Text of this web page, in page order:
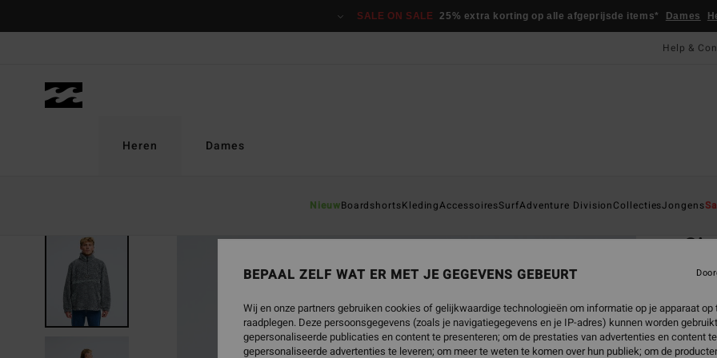
SALE ON SALE 25% extra korting op alle afgeprijsde items* Dames
Help &
Heren
NieuwBoardshortsKledingAccessoiresSurfAdventure DivisionCollectiesJongens
Dames
ECO-
€
BEPAAL ZELF WAT ER MET JE GEGEVENS GEBEURT
Wij en onze partners gebruiken cookies of gelijkwaardige technologieën om informatie op je apparaat
raadplegen. Deze persoonsgegevens (zoals je navigatiegegevens en je IP-adres) kunnen worden
gepersonaliseerde publicaties en content te presenteren; om de prestaties van advertenties en content
gepersonaliseerde advertenties te leveren; om meer te weten te komen over hun publiek; om de